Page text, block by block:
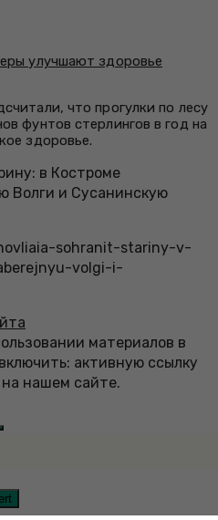
улучшают здоровье
что прогулки по лесу
фунтов стерлингов в год на
здоровье.
в Костроме
Волги и Сусанинскую
sohranit-stariny-v-
volgi-i-
материалов в
активную ссылку
нашем сайте.